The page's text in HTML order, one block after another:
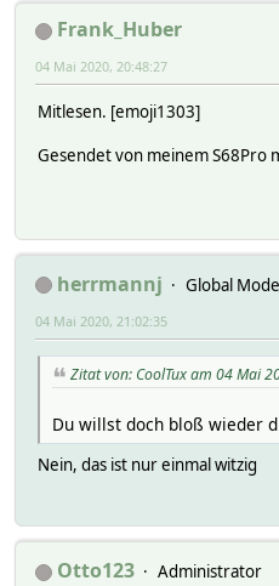
Frank_Huber
04 Mai 2020, 20:48:27
Mitlesen. [emoji1303]
Gesendet von meinem S68Pro
herrmannj
Global
04 Mai 2020, 21:02:35
Zitat von: CoolTux am 04 Mai
Du willst doch bloß wieder
Nein, das ist nur einmal witzig
Otto123
Administrator